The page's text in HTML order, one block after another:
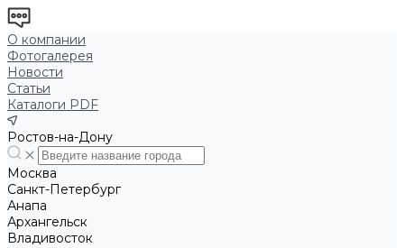
О компании
Фотогалерея
Новости
Статьи
Каталоги PDF
Ростов-на-Дону
Москва
Санкт-Петербург
Анапа
Архангельск
Владивосток